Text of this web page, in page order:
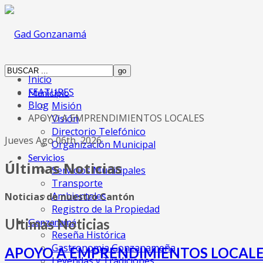
Municipio
Misión
Visión
Directorio Telefónico
Organización Municipal
Servicios
Servicios Municipales
Transporte
Ambientales
Registro de la Propiedad
Gonzanamá
Reseña Histórica
Gastronomia Gonzanameña
Inicio
FEATURES
Blog
APOYO A EMPRENDIMIENTOS LOCALES
Jueves Ago 06th, 2026
Últimas Noticias
Noticias de nuestro Cantón
Ultimas Noticias
APOYO A EMPRENDIMIENTOS